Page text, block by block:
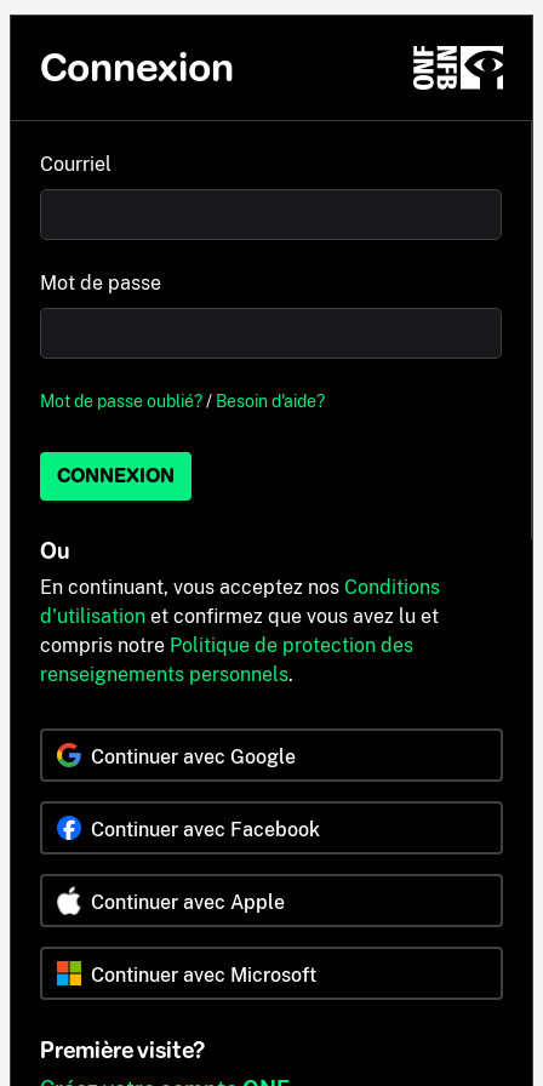
Connexion
Courriel
Mot de passe
Mot de passe oublié?/ Besoin d'aide?
CONNEXION
Ou
En continuant, vous acceptez nos Conditions
d'utilisation et confirmez que vous avez lu et
compris notre Politique de protection des
renseignements personnels.
Continuer avec Google
Continuer avec Facebook
Continuer avec Apple
Continuer avec Microsoft
Première visite?